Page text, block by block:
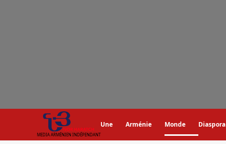
MEDIA ARMÉNIEN INDÉPENDANT
Une Arménie Monde Diaspora